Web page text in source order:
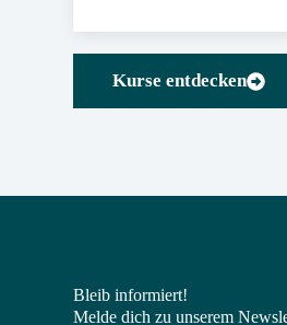
Kurse entdecken
Bleib informiert!
Melde dich zu unserem